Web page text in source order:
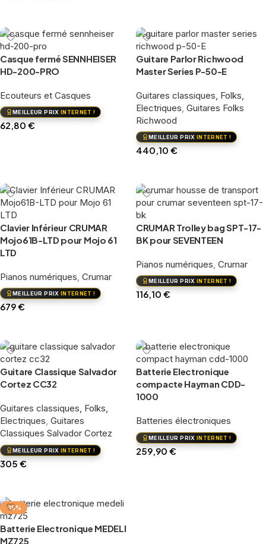
Casque fermé SENNHEISER
HD-200-PRO
Ecouteurs et Casques
MEILLEUR PRIX INTERNET !
62,80 €
Guitare Parlor Richwood
Master Series P-50-E
Guitares classiques, Folks,
Electriques Guitares Folks
Richwood
MEILLEUR PRIX INTERNET !
440,10 €
Clavier Inférieur CRUMAR
Mojo61B-LTD pour Mojo 61
LTD
Pianos numériques, Crumar
MEILLEUR PRIX INTERNET !
679€
CRUMAR Trolley bag SPT-17-
BK pour SEVENTEEN
Pianos numériques, Crumar
MEILLEUR PRIX INTERNET !
116,10 €
Guitare Classique Salvador
Cortez CC32
Guitares classiques, Folks,
Electriques, Guitares
Classiques Salvador Cortez
MEILLEUR PRIX INTERNET !
305 €
Batterie Electronique
compacte Hayman CDD-
1000
Batteries électroniques
MEILLEUR PRIX INTERNET !
259,90 €
-15%
Batterie Electronique MEDELI
MZ725